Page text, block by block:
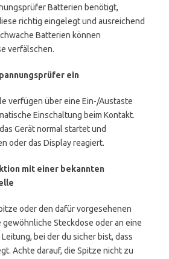
Batterien benötigt,
richtig eingelegt und ausreichend
Batterien können
verfälschen.
ein
verfügen über eine Ein-/Austaste
Einschaltung beim Kontakt.
Gerät normal startet und
oder das Display reagiert.
mit einer bekannten
oder den dafür vorgesehenen
gewöhnliche Steckdose oder an eine
bei der du sicher bist, dass
Achte darauf, die Spitze nicht zu